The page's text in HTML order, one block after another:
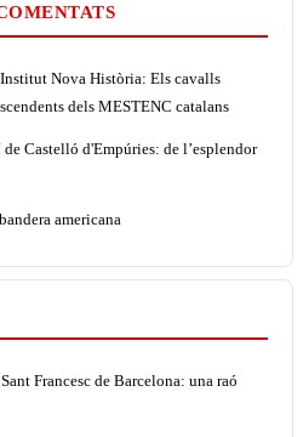
Nova Història: Els cavalls
dels MESTENC catalans
Castelló d'Empúries: de l’esplendor
americana
Francesc de Barcelona: una raó